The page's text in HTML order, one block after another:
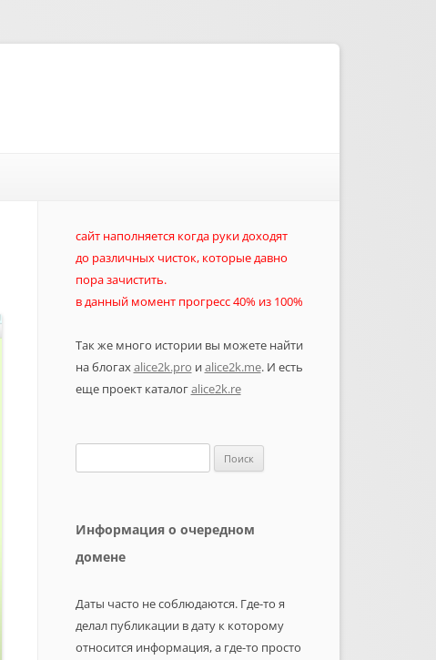
сайт наполняется когда руки доходят
до различных чисток, которые давно
пора зачистить.
в данный момент прогресс 40% из 100%
Так же много истории вы можете найти
на блогахalice2k.pro иalice2k.me. И есть
еще проект каталогalice2k.re
Информация о очередном
домене
Даты часто не соблюдаются. Где-то я
делал публикации в дату к которому
относится информация, а где-то просто